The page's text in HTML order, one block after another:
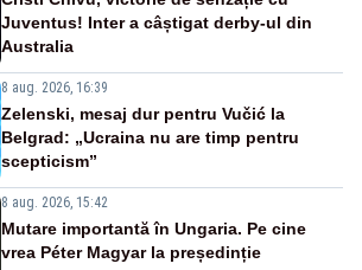
Juventus! Inter a câștigat derby-ul din
Australia
8 aug. 2026, 16:39
Zelenski, mesaj dur pentru Vučić la
Belgrad: „Ucraina nu are timp pentru
scepticism”
8 aug. 2026, 15:42
Mutare importantă în Ungaria. Pe cine
vrea Péter Magyar la președinție